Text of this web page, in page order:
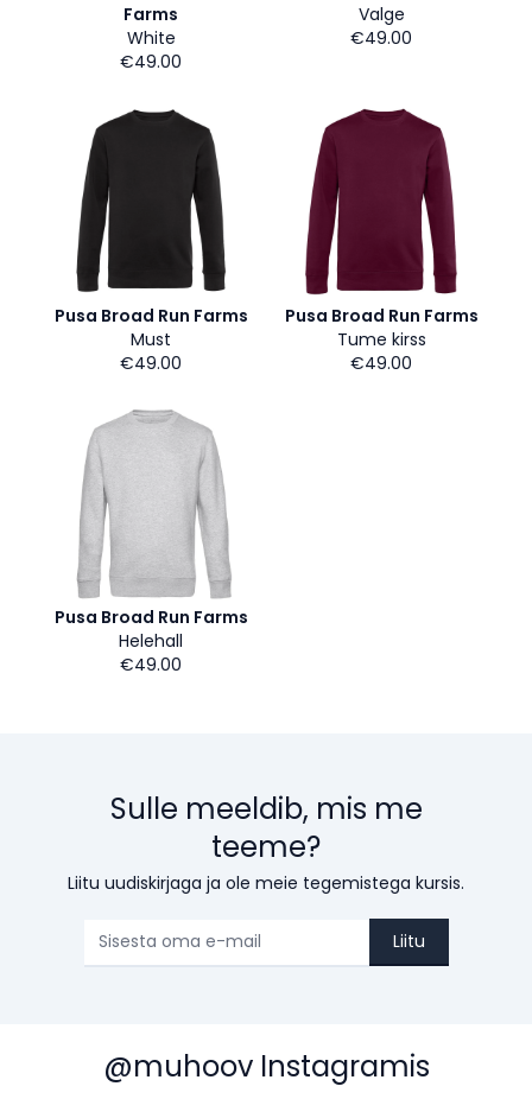
Farms
White
€49.00
Valge
€49.00
Pusa Broad Run Farms
Must
€49.00
Pusa Broad Run Farms
Tume kirss
€49.00
Pusa Broad Run Farms
Helehall
€49.00
Sulle meeldib, mis me
teeme?
Liitu uudiskirjaga ja ole meie tegemistega kursis.
Liitu
@muhoov Instagramis